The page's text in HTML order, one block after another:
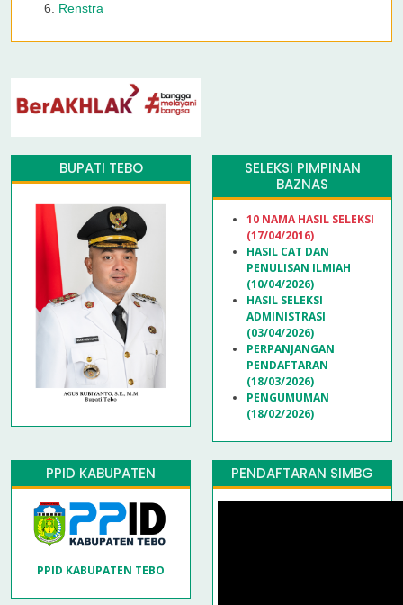
Renstra
BUPATI TEBO
SELEKSI PIMPINAN
BAZNAS
10 NAMA HASIL SELEKSI
(17/04/2016)
HASIL CAT DAN
PENULISAN ILMIAH
(10/04/2026)
HASIL SELEKSI
ADMINISTRASI
(03/04/2026)
PERPANJANGAN
PENDAFTARAN
(18/03/2026)
PENGUMUMAN
(18/02/2026)
PPID KABUPATEN
PPID KABUPATEN TEBO
PENDAFTARAN SIMBG